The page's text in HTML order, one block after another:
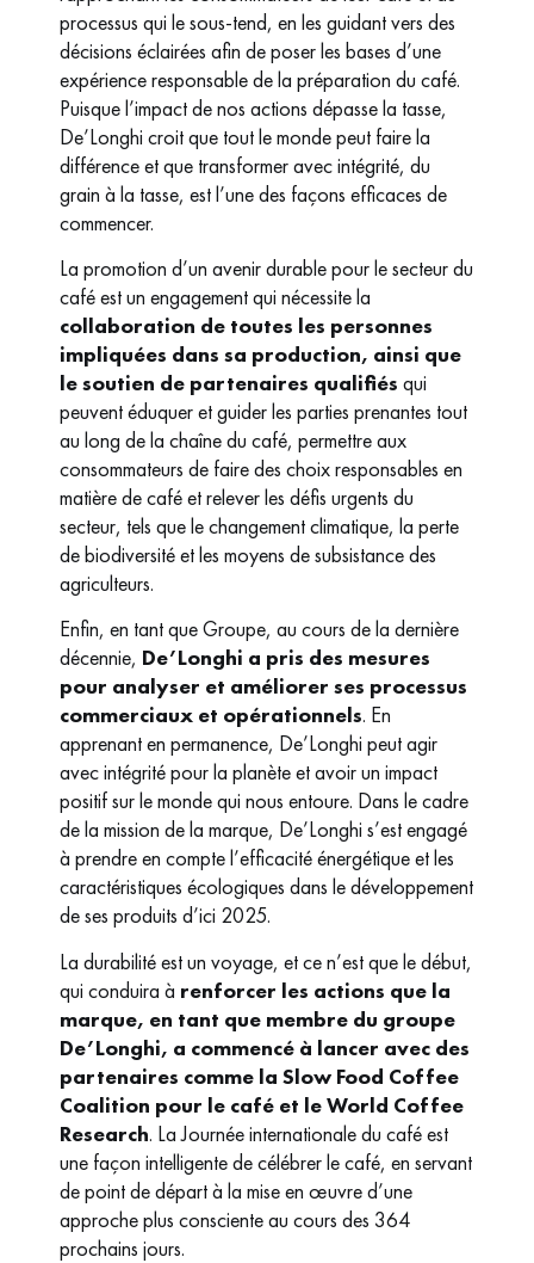
processus qui le sous-tend, en les guidant vers des
décisions éclairées afin de poser les bases d’une
expérience responsable de la préparation du café.
Puisque l’impact de nos actions dépasse la tasse,
De’Longhi croit que tout le monde peut faire la
différence et que transformer avec intégrité, du
grain à la tasse, est l’une des façons efficaces de
commencer.
La promotion d’un avenir durable pour le secteur du
café est un engagement qui nécessite la
collaboration de toutes les personnes
impliquées dans sa production, ainsi que
le soutien de partenaires qualifiés qui
peuvent éduquer et guider les parties prenantes tout
au long de la chaîne du café, permettre aux
consommateurs de faire des choix responsables en
matière de café et relever les défis urgents du
secteur, tels que le changement climatique, la perte
de biodiversité et les moyens de subsistance des
agriculteurs.
Enfin, en tant que Groupe, au cours de la dernière
décennie, De’Longhi a pris des mesures
pour analyser et améliorer ses processus
commerciaux et opérationnels. En
apprenant en permanence, De’Longhi peut agir
avec intégrité pour la planète et avoir un impact
positif sur le monde qui nous entoure. Dans le cadre
de la mission de la marque, De’Longhi s’est engagé
à prendre en compte l’efficacité énergétique et les
caractéristiques écologiques dans le développement
de ses produits d’ici 2025.
La durabilité est un voyage, et ce n’est que le début,
qui conduira à renforcer les actions que la
marque, en tant que membre du groupe
De’Longhi, a commencé à lancer avec des
partenaires comme laSlow Food Coffee
Coalition pour le café et le World Coffee
Research. La Journée internationale du café est
une façon intelligente de célébrer le café, en servant
de point de départ à la mise en œuvre d’une
approche plus consciente au cours des 364
prochains jours.